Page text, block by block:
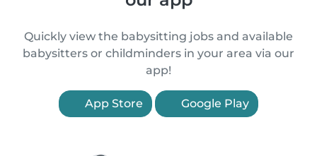
Quickly view the babysitting jobs and available
babysitters or childminders in your area via our
app!
App Store Google Play